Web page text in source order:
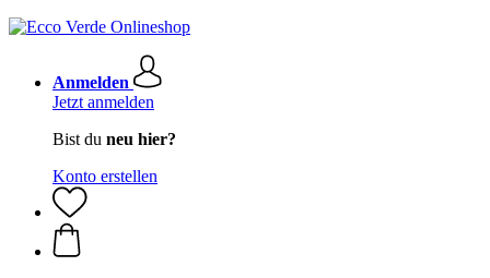
Anmelden
Jetzt anmelden
Bist du neu hier?
Konto erstellen